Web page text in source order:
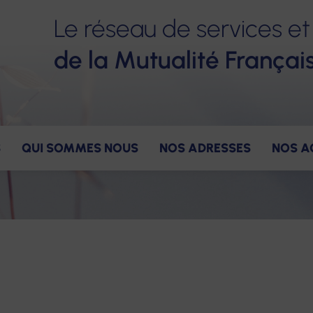
Le réseau de services
de la Mutualité
QUI SOMMES NOUS NOS ADRESSES NOS